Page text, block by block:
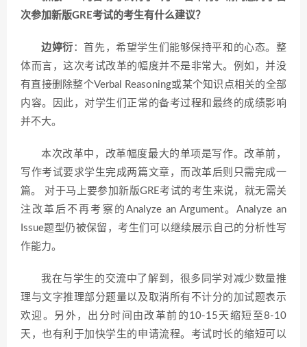
次参加新版GRE考试的考生有什么建议？
边婷衍 ：首先，希望学生们能够保持平和的心态。整
体而言，这次考试改革的幅度并不是非常大。例如，并没
有直接删除整个Verbal Reasoning或某个知识点相关的全部
内容。因此，对学生们正常的备考过程和最终的成绩影响
并不大。
本次改革中，改革幅度最大的单项是写作。改革前，
写作考试要求学生完成两篇文章，而改革后则只需完成一
篇。 对于马上要参加新版GRE考试的考生来说，就无需关
注改革后不再考察的Analyze an Argument。Analyze an
Issue题型仍被保留，考生们可以继续展示自己的分析性写
作能力。
我在与学生的交流中了解到，很多同学对减少数量推
理与文字推理部分题量以及取消所有不计分的加试题表示
欢迎。另外，出分时间由改革前的10-15天缩短至8-10
天，也有利于加快学生的申请流程。考试时长的缩短可以